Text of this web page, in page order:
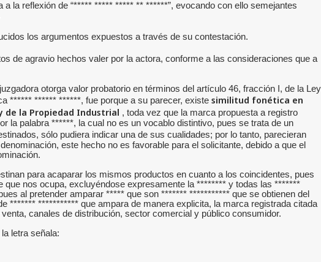
la reflexión de “***** ***** ***** ** ******”, evocando con ello semejantes
los argumentos expuestos a través de su contestación.
de agravio hechos valer por la actora, conforme a las consideraciones que a
otorga valor probatorio en términos del artículo 46, fracción I, de la Ley
****** ****** ******, fue porque a su parecer, existe similitud fonética en
de la Propiedad Industrial , toda vez que la marca propuesta a registro
la palabra ******, la cual no es un vocablo distintivo, pues se trata de un
sólo pudiera indicar una de sus cualidades; por lo tanto, parecieran
este hecho no es favorable para el solicitante, debido a que el
para acaparar los mismos productos en cuanto a los coincidentes, pues
que nos ocupa, excluyéndose expresamente la ******** y todas las *******
al pretender amparar ***** que son ******* *********** que se obtienen del
*********** que ampara de manera explicita, la marca registrada citada
canales de distribución, sector comercial y público consumidor.
letra señala: